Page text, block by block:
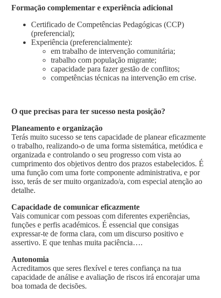
Formação complementar e experiência adicional
Certificado de Competências Pedagógicas (CCP)
(preferencial);
Experiência (preferencialmente):
em trabalho de intervenção comunitária;
trabalho com população migrante;
capacidade para fazer gestão de conflitos;
competências técnicas na intervenção em crise.
O que precisas para ter sucesso nesta posição?
Planeamento e organização
Terás muito sucesso se tens capacidade de planear eficazmente
o trabalho, realizando-o de uma forma sistemática, metódica e
organizada e controlando o seu progresso com vista ao
cumprimento dos objetivos dentro dos prazos estabelecidos. É
uma função com uma forte componente administrativa, e por
isso, terás de ser muito organizado/a, com especial atenção ao
detalhe.
Capacidade de comunicar eficazmente
Vais comunicar com pessoas com diferentes experiências,
funções e perfis académicos. É essencial que consigas
expressar-te de forma clara, com um discurso positivo e
assertivo. E que tenhas muita paciência….
Autonomia
Acreditamos que seres flexível e teres confiança na tua
capacidade de análise e avaliação de riscos irá encorajar uma
boa tomada de decisões.